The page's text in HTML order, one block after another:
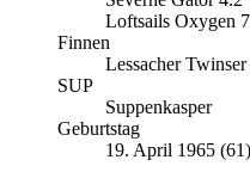
Loftsails Oxygen
Finnen
Lessacher
SUP
Suppenkasper
Geburtstag
19. April 1965 (61)